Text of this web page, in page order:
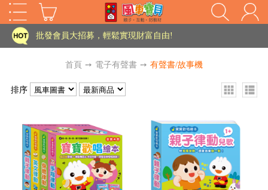
HOT
家長樂了!「風車書版集團暨FOOD超人企業總部」目前正興建中!
批發會員大招募，輕鬆實現財富自由!
老師您好!!幼教會員火熱招募中~
家長樂了!「風車書版集團暨FOOD超人企業總部」目前正興建中!
批發會員大招募，輕鬆實現財富自由!
首頁 ➙ 電子有聲書 ➙ 有聲書/故事機
排序